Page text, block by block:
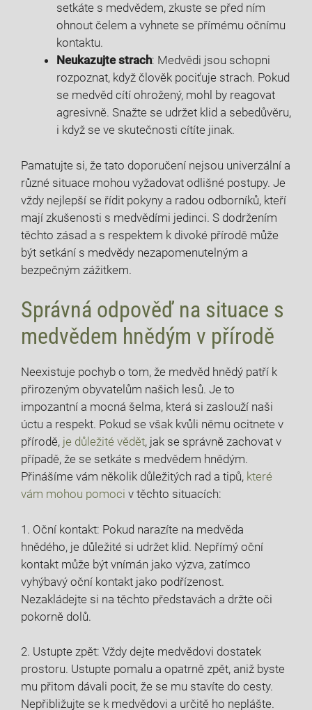
setkáte s medvědem, zkuste se před ním
ohnout čelem a vyhnete se přímému očnímu
kontaktu.
Neukazujte strach: Medvědi jsou schopni
rozpoznat, když člověk pociťuje strach. Pokud
se medvěd cítí ohrožený, mohl by reagovat
agresivně. Snažte se udržet klid a sebedůvěru,
i když se ve skutečnosti cítíte jinak.
Pamatujte si, že tato doporučení nejsou univerzální a
různé situace mohou vyžadovat odlišné postupy. Je
vždy nejlepší se řídit pokyny a radou odborníků, kteří
mají zkušenosti s medvědími jedinci. S dodržením
těchto zásad a s respektem k divoké přírodě může
být setkání s medvědy nezapomenutelným a
bezpečným zážitkem.
Správná odpověď na situace s
medvědem hnědým v přírodě
Neexistuje pochyb o tom, že medvěd hnědý patří k
přirozeným obyvatelům našich lesů. Je to
impozantní a mocná šelma, která si zaslouží naši
úctu a respekt. Pokud se však kvůli němu ocitnete v
přírodě, je důležité vědět, jak se správně zachovat v
případě, že se setkáte s medvědem hnědým.
Přinášíme vám několik důležitých rad a tipů, které
vám mohou pomoci v těchto situacích:
1. Oční kontakt: Pokud narazíte na medvěda
hnědého, je důležité si udržet klid. Nepřímý oční
kontakt může být vnímán jako výzva, zatímco
vyhýbavý oční kontakt jako podřízenost.
Nezakládejte si na těchto představách a držte oči
pokorně dolů.
2. Ustupte zpět: Vždy dejte medvědovi dostatek
prostoru. Ustupte pomalu a opatrně zpět, aniž byste
mu přitom dávali pocit, že se mu stavíte do cesty.
Nepřibližujte se k medvědovi a určitě ho neplášte.